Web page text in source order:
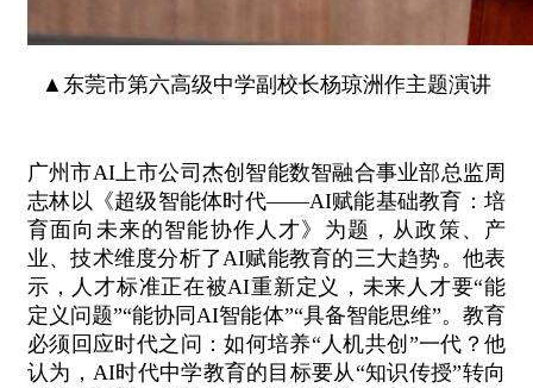
▲东莞市第六高级中学副校长杨琼洲作主题演讲
广州市AI上市公司杰创智能数智融合事业部总监周
志林以《超级智能体时代——AI赋能基础教育：培
育面向未来的智能协作人才》为题，从政策、产
业、技术维度分析了AI赋能教育的三大趋势。他表
示，人才标准正在被AI重新定义，未来人才要“能
定义问题”“能协同AI智能体”“具备智能思维”。教育
必须回应时代之问：如何培养“人机共创”一代？他
认为，AI时代中学教育的目标要从“知识传授”转向